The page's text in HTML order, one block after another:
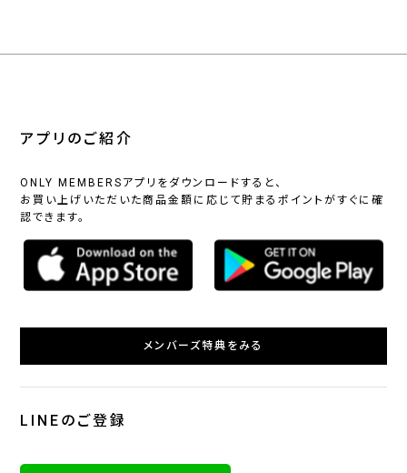
アプリのご紹介
ONLY MEMBERSアプリをダウンロードすると、
お買い上げいただいた商品金額に応じて貯まるポイントがすぐに確
認できます。
メンバーズ特典をみる
LINEのご登録